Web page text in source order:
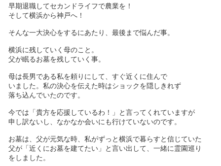
早期退職してセカンドライフで農業を！
そして横浜から神戸へ！
そんな一大決心をするにあたり、最後まで悩んだ事。
横浜に残していく母のこと。
父が眠るお墓を残していく事。
母は長男である私を頼りにして、すぐ近くに住んで
いました。私の決心を伝えた時はショックを隠しきれず
落ち込んでいたのです。
今では「貴方を応援しているわ！」と言ってくれていますが
申し訳ないし、なかなか会いにも行けていないのです。
お墓は、父が元気な時、私がずっと横浜で暮らすと信じていた
父が「近くにお墓を建てたい」と言い出して、一緒に霊園巡り
をしました。